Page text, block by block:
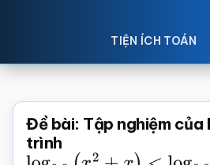
toán
giáo
Toán,
trắc
TIỆN ÍCH TOÁN
Đề bài: Tập nghiệm của
trình